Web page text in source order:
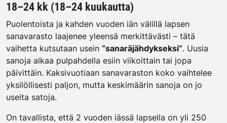
18–24 kk (18–24 kuukautta)
Puolentoista ja kahden vuoden iän välillä lapsen
sanavarasto laajenee yleensä merkittävästi – tätä
vaihetta kutsutaan usein “sanaräjähdykseksi”. Uusia
sanoja alkaa pulpahdella esiin viikoittain tai jopa
päivittäin. Kaksivuotiaan sanavaraston koko vaihtelee
yksilöllisesti paljon, mutta keskimäärin sanoja on jo
useita satoja.
On tavallista, että 2 vuoden iässä lapsella on yli 250